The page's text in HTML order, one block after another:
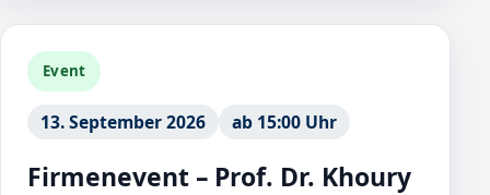
Event
13. September 2026 ab 15:00 Uhr
Firmenevent – Prof. Dr. Khoury